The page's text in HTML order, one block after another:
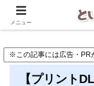
※この記事には広告・PR
【プリント
メニュー